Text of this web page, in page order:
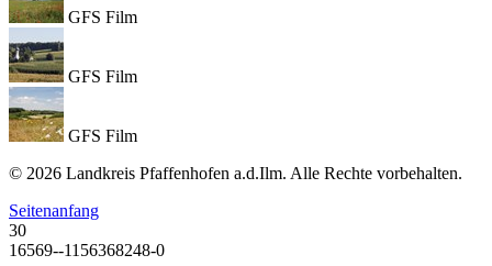
GFS Film
GFS Film
GFS Film
© 2026 Landkreis Pfaffenhofen a.d.Ilm. Alle Rechte vorbehalten.
Seitenanfang
30
16569--1156368248-0